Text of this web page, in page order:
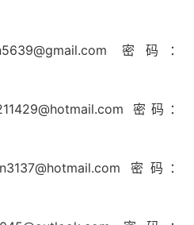
密码：
密码：
密码：